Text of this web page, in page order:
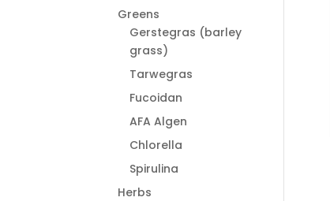
Greens
Gerstegras (barley
grass)
Tarwegras
Fucoidan
AFA Algen
Chlorella
Spirulina
Herbs